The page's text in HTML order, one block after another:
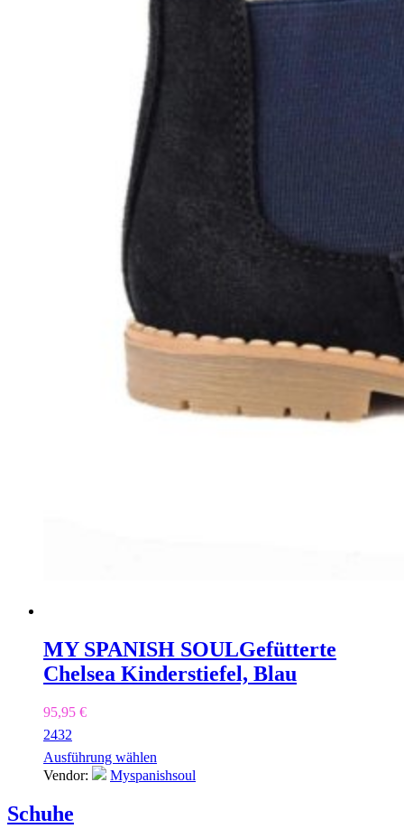
MY SPANISH SOULGefütterte
Chelsea Kinderstiefel, Blau
95,95 €
2432
Ausführung wählen
Vendor:
Myspanishsoul
Schuhe